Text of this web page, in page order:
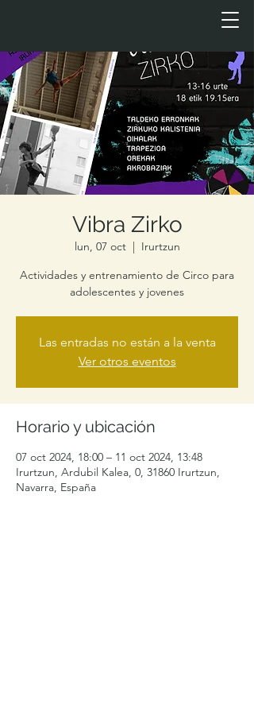
Vibra Zirko
lun, 07 oct
  |
Irurtzun
Actividades y entrenamiento de Circo para
adolescentes y jovenes
Las entradas no están a la venta
Ver otros eventos
Horario y ubicación
07 oct 2024, 18:00 – 11 oct 2024, 13:48
Irurtzun, Ardubil Kalea, 0, 31860 Irurtzun,
Navarra, España